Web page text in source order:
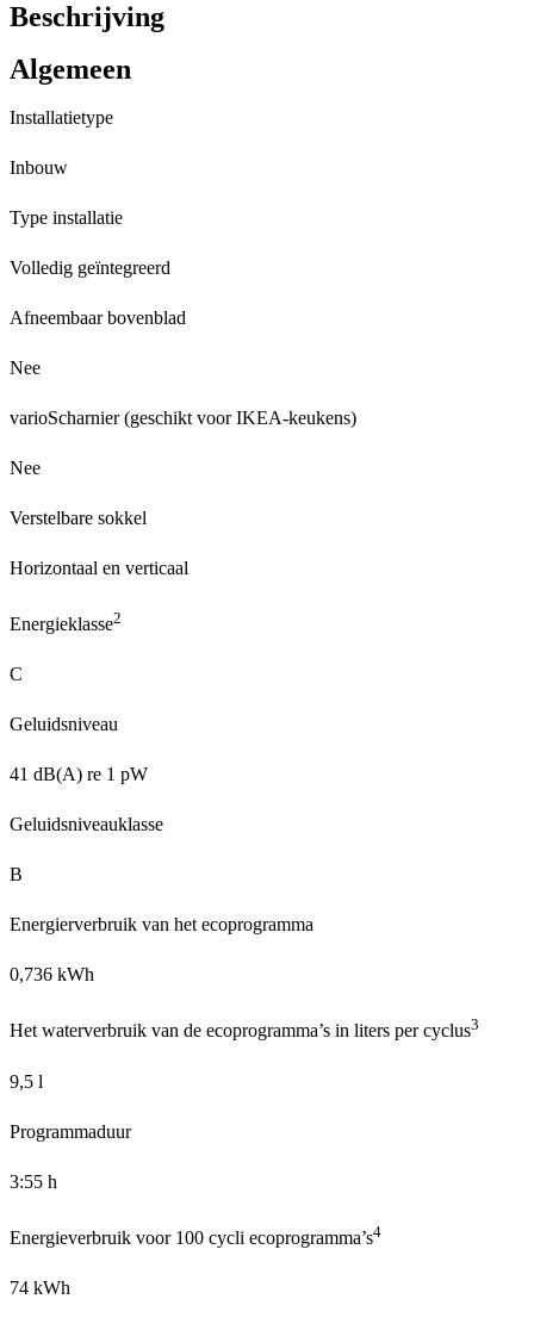
Beschrijving
Algemeen
Installatietype
Inbouw
Type installatie
Volledig geïntegreerd
Afneembaar bovenblad
Nee
varioScharnier (geschikt voor IKEA-keukens)
Nee
Verstelbare sokkel
Horizontaal en verticaal
Energieklasse2
C
Geluidsniveau
41 dB(A) re 1 pW
Geluidsniveauklasse
B
Energierverbruik van het ecoprogramma
0,736 kWh
Het waterverbruik van de ecoprogramma’s in liters per cyclus3
9,5 l
Programmaduur
3:55 h
Energieverbruik voor 100 cycli ecoprogramma’s4
74 kWh